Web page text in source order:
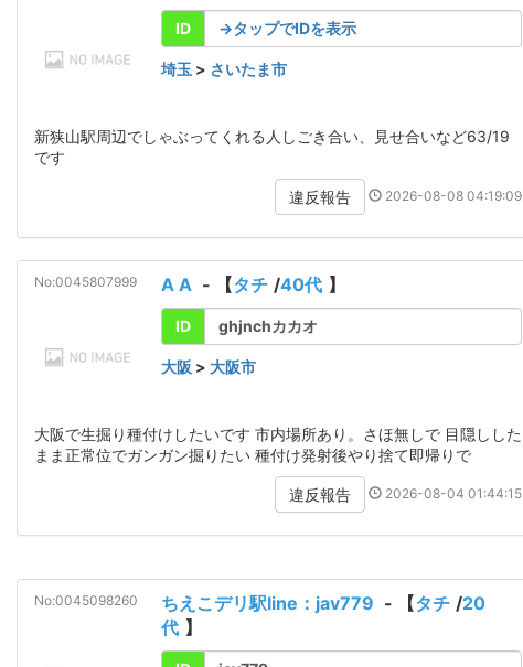
ID →タップでIDを表示
埼玉 > さいたま市
新狭山駅周辺でしゃぶってくれる人しごき合い、見せ合いなど63/19
です
違反報告 2026-08-08 04:19:09
No:0045807999 A A - 【タチ /40代 】
ID ghjnchカカオ
大阪 > 大阪市
大阪で生掘り種付けしたいです 市内場所あり。さほ無しで 目隠しした
まま正常位でガンガン掘りたい 種付け発射後やり捨て即帰りで
違反報告 2026-08-04 01:44:15
No:0045098260 ちえこデリ駅line：jav779 - 【タチ /20
代 】